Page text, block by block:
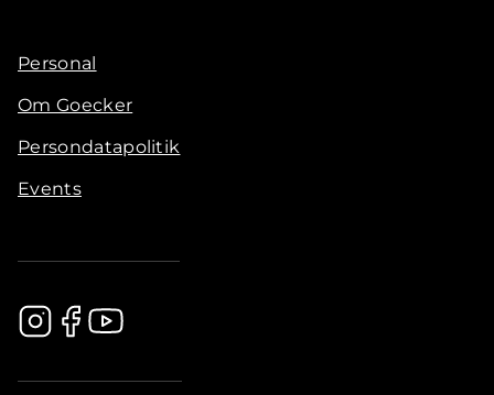
Personal
Om Goecker
Persondatapolitik
Events